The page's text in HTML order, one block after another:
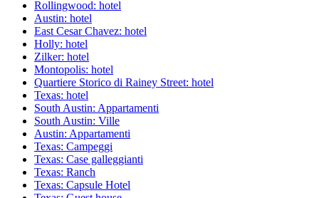
Rollingwood: hotel
Austin: hotel
East Cesar Chavez: hotel
Holly: hotel
Zilker: hotel
Montopolis: hotel
Quartiere Storico di Rainey Street: hotel
Texas: hotel
South Austin: Appartamenti
South Austin: Ville
Austin: Appartamenti
Texas: Campeggi
Texas: Case galleggianti
Texas: Ranch
Texas: Capsule Hotel